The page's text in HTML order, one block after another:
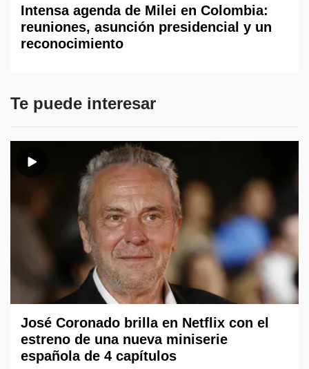
Intensa agenda de Milei en Colombia:
reuniones, asunción presidencial y un
reconocimiento
Te puede interesar
José Coronado brilla en Netflix con el
estreno de una nueva miniserie
española de 4 capítulos